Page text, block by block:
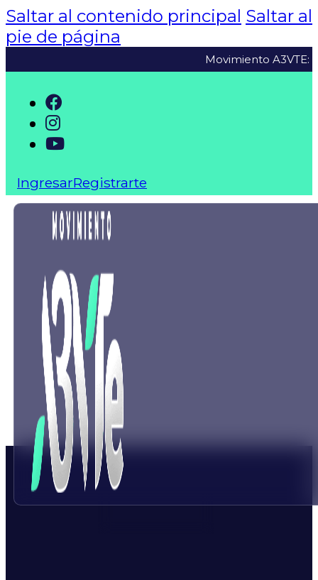
Saltar al contenido principal Saltar al
pie de página
Movimiento A3VTE:
IngresarRegistrarte